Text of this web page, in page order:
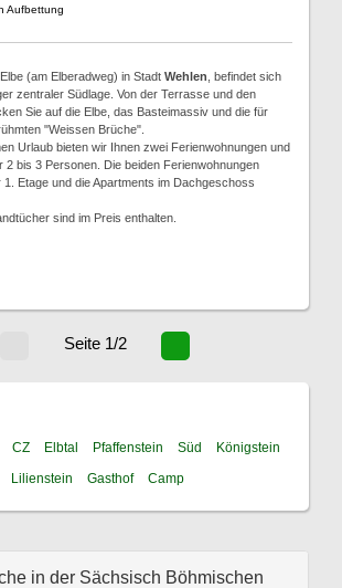
Aufbettung
(am Elberadweg) in Stadt Wehlen , befindet sich
zentraler Südlage. Von der Terrasse und den
Sie auf die Elbe, das Basteimassiv und die für
"Weissen Brüche".
Urlaub bieten wir Ihnen zwei Ferienwohnungen und
2 bis 3 Personen. Die beiden Ferienwohnungen
1. Etage und die Apartments im Dachgeschoss
sind im Preis enthalten.
Seite 1/2
CZ Elbtal Pfaffenstein Süd
Königstein
Lilienstein Gasthof Camp
in der Sächsisch Böhmischen